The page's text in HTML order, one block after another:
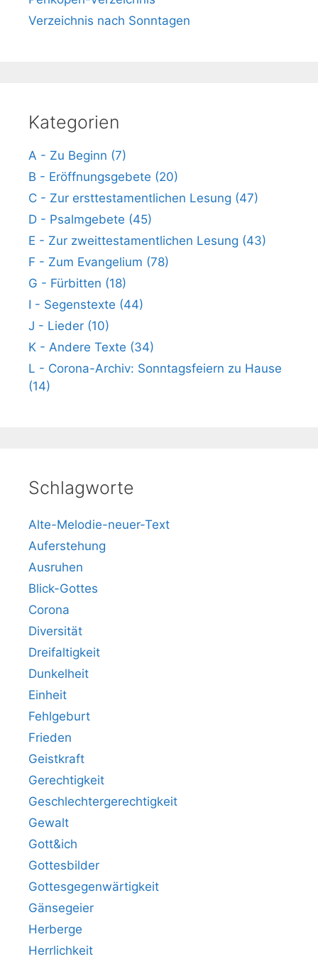
Verzeichnis nach Sonntagen
Kategorien
A - Zu Beginn (7)
B - Eröffnungsgebete (20)
C - Zur ersttestamentlichen Lesung (47)
D - Psalmgebete (45)
E - Zur zweittestamentlichen Lesung (43)
F - Zum Evangelium (78)
G - Fürbitten (18)
I - Segenstexte (44)
J - Lieder (10)
K - Andere Texte (34)
L - Corona-Archiv: Sonntagsfeiern zu Hause
(14)
Schlagworte
Alte-Melodie-neuer-Text
Auferstehung
Ausruhen
Blick-Gottes
Corona
Diversität
Dreifaltigkeit
Dunkelheit
Einheit
Fehlgeburt
Frieden
Geistkraft
Gerechtigkeit
Geschlechtergerechtigkeit
Gewalt
Gott&ich
Gottesbilder
Gottesgegenwärtigkeit
Gänsegeier
Herberge
Herrlichkeit